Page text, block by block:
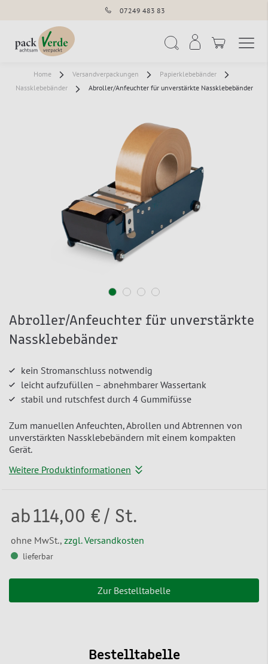
07249 483 83
Home Versandverpackungen
Papierklebebänder
Nassklebebänder
Abroller/Anfeuchter für unverstärkte Nassklebebänder
Abroller/Anfeuchter für unverstärkte
Nassklebebänder
kein Stromanschluss notwendig
leicht aufzufüllen – abnehmbarer Wassertank
stabil und rutschfest durch 4 Gummifüsse
Zum manuellen Anfeuchten, Abrollen und Abtrennen von
unverstärkten Nassklebebändern mit einem kompakten
Gerät.
Weitere Produktinformationen
ab114,00 € / St.
ohne MwSt., zzgl. Versandkosten
lieferbar
Zur Bestelltabelle
Bestelltabelle